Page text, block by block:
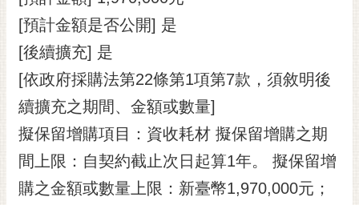
安
全
政
策
網
站
資
料
開
放
[預計金額是否公開] 是
[後續擴充] 是
[依政府採購法第22條第1項第7款，須敘明後
續擴充之期間、金額或數量]
擬保留增購項目：資收耗材 擬保留增購之期
間上限：自契約截止次日起算1年。 擬保留增
購之金額或數量上限：新臺幣1,970,000元；